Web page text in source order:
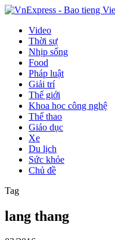
Video
Thời sự
Nhịp sống
Food
Pháp luật
Giải trí
Thế giới
Khoa học công nghệ
Thể thao
Giáo dục
Xe
Du lịch
Sức khỏe
Chủ đề
Tag
lang thang